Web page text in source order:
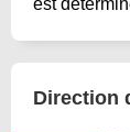
Direction